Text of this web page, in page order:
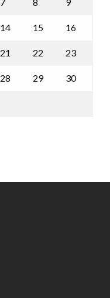
14 15 16
21 22 23
28 29 30